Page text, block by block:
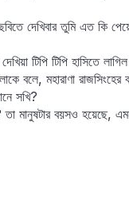
দেখিবার তুমি এত কি
টিপি টিপি হাসিতে
বলে, মহারাণা
সখি?
মানুষটার বয়সও হয়েছে,